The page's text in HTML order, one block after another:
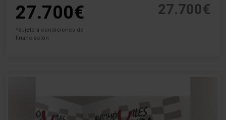
27.700€
*sujeto a condiciones de
financiación
27.700€